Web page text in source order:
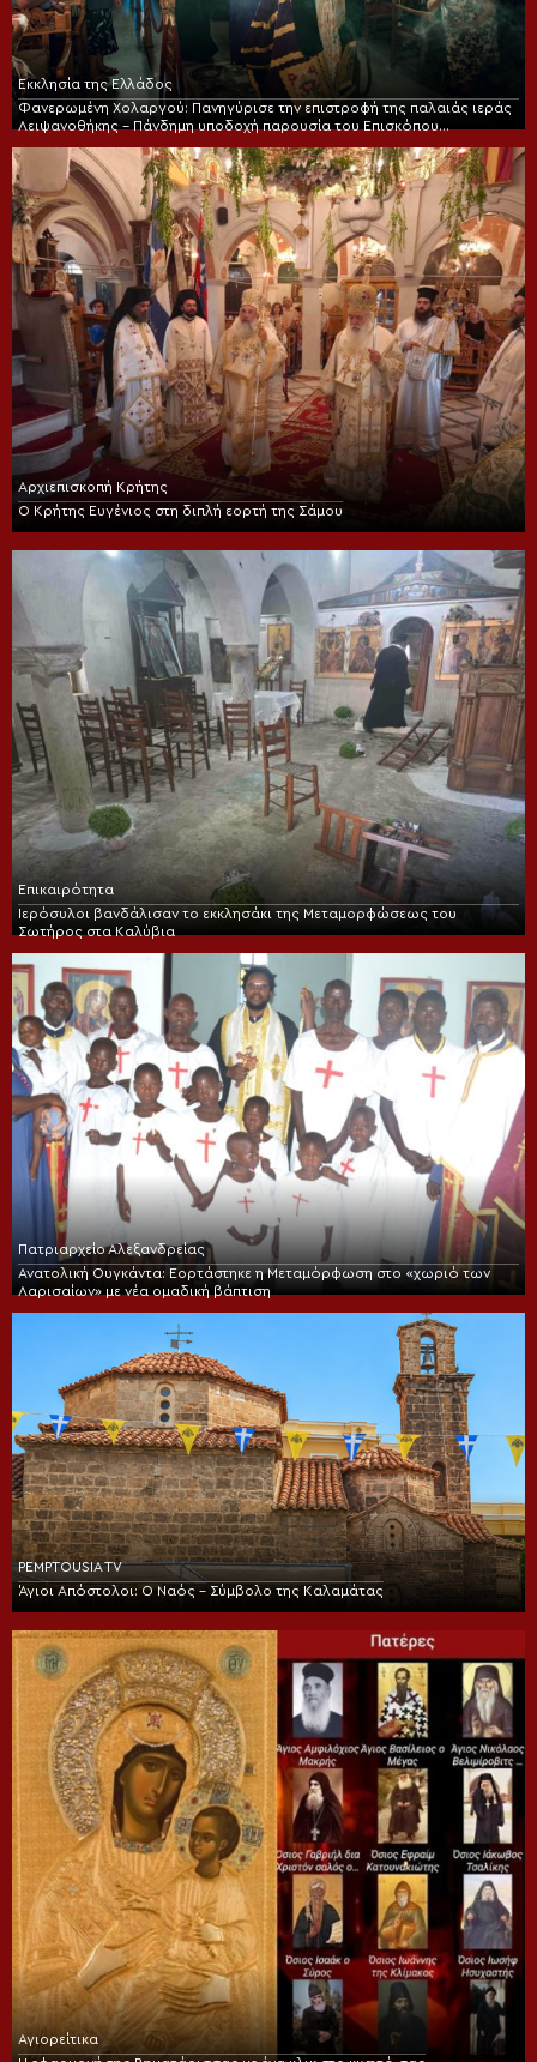
Εκκλησία της Ελλάδος
Φανερωμένη Χολαργού: Πανηγύρισε την επιστροφή της παλαιάς ιεράς
Λειψανοθήκης – Πάνδημη υποδοχή παρουσία του Επισκόπου
Αρχιεπισκοπή Κρήτης
Ο Κρήτης Ευγένιος στη διπλή εορτή της Σάμου
Επικαιρότητα
Ιερόσυλοι βανδάλισαν το εκκλησάκι της Μεταμορφώσεως του
Σωτήρος στα Καλύβια
Πατριαρχείο Αλεξανδρείας
Ανατολική Ουγκάντα: Εορτάστηκε η Μεταμόρφωση στο «χωριό των
Λαρισαίων» με νέα ομαδική βάπτιση
PEMPTOUSIA TV
Άγιοι Απόστολοι: Ο Ναός – Σύμβολο της Καλαμάτας
Αγιορείτικα